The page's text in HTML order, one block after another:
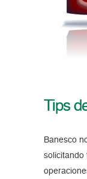
Tips
Banesco
solicitando